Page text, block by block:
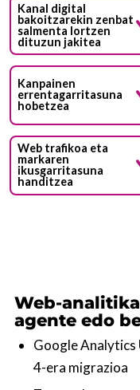
Kanal digital
bakoitzarekin zenbat
salmenta lortzen
dituzun jakitea
Kanpainen
errentagarritasuna
hobetzea
Web trafikoa eta
markaren
ikusgarritasuna
handitzea
Web-
agente edo
Google
4-era migrazioa